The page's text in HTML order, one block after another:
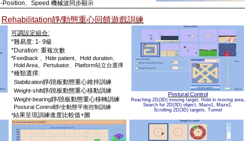
-Position、 Speed 機械波同步顯示
Rehabilitation靜/動態重心回饋遊戲訓練
可調設定組合:
*難易度: 1- 9級
*Duration: 重複次數
*Feedback Hide patient、 Hold duration、
Hold Area Pertubator Platform站立台選擇
*種類選擇:
Stabilization靜/蹺板動態重心維持訓練
Weight-shift靜/蹺板動態重心移動訓練
Weight-bearing靜/蹺板動態重心移轉訓練
Postural Control靜/全動態平衡控制訓練
*結果呈現訓練進度比較值+圖
Postural Control
Reaching 2D(3D) moving target, Hold in moving area,
Search for 2D(3D) object, Maze1, Maze2,
Scrolling 2D(3D) targets, Tunnel